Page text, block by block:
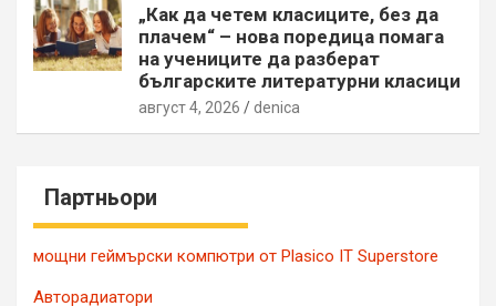
„Как да четем класиците, без да
плачем“ – нова поредица помага
на учениците да разберат
българските литературни класици
август 4, 2026 denica
Партньори
мощни геймърски компютри от Plasico IT Superstore
Авторадиатори